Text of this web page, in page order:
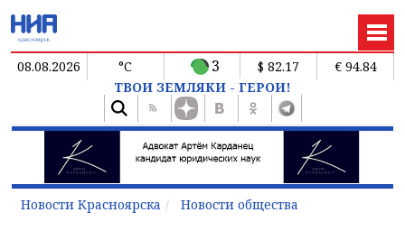
08.08.2026 °C 3 $ 82.17
€ 94.84
ТВОИ ЗЕМЛЯКИ - ГЕРОИ!
Новости Красноярска Новости общества